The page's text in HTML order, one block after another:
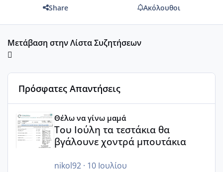
Share Ακόλουθοι
Μετάβαση στην Λίστα Συζητήσεων
Πρόσφατες Απαντήσεις
Θέλω να γίνω μαμά
Του Ιούλη τα τεστάκια θα
βγάλουνε χοντρά μπουτάκια
nikol92· 10 Ιουλίου